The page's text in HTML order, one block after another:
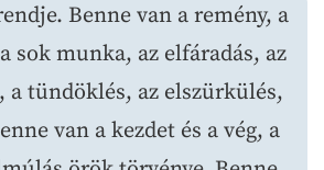
Benne van a remény, a
sok munka, az elfáradás, az
a tündöklés, az elszürkülés,
van a kezdet és a vég, a